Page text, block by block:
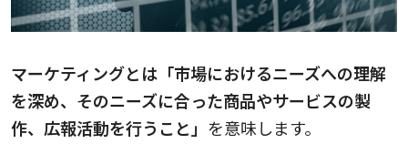
マーケティングとは「市場におけるニーズへの理解
を深め、そのニーズに合った商品やサービスの製
作、広報活動を行うこと」 を意味します。